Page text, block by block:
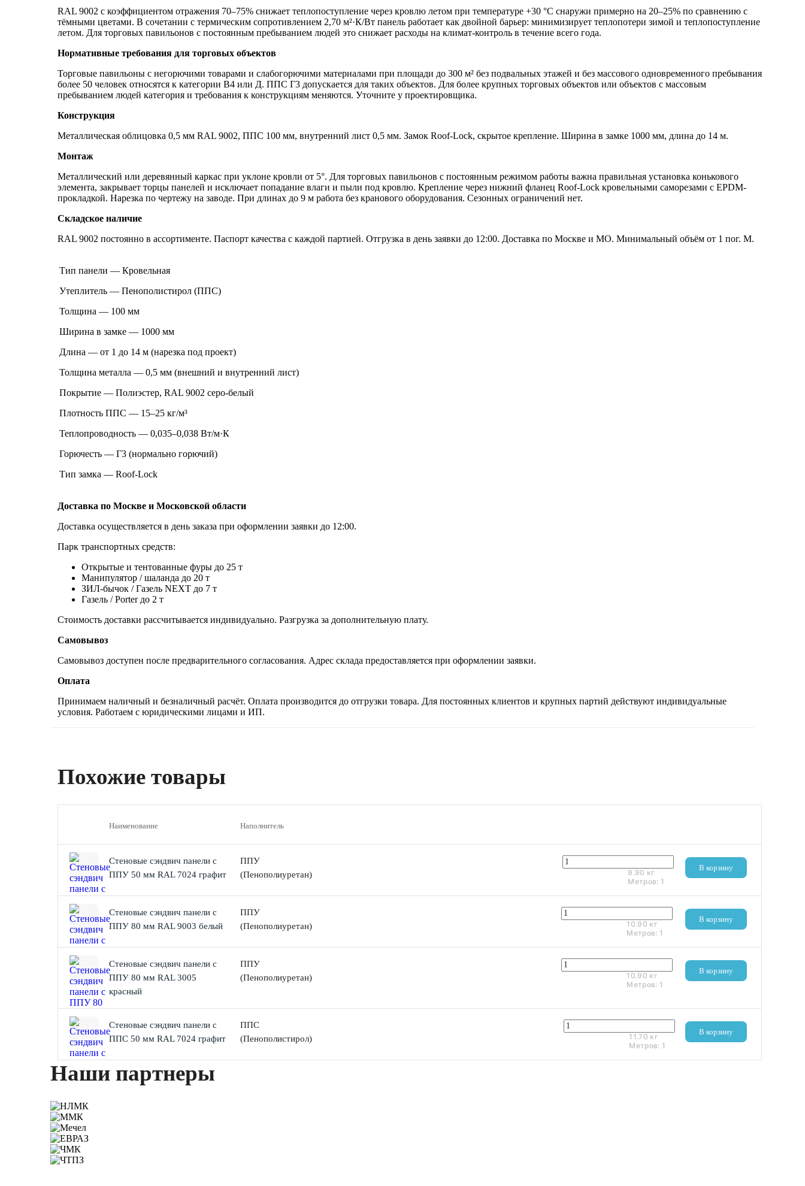
RAL 9002 с коэффициентом отражения 70–75% снижает теплопоступление через кровлю летом при температуре +30 °C снаружи примерно на 20–25% по сравнению с
тёмными цветами. В сочетании с термическим сопротивлением 2,70 м²·К/Вт панель работает как двойной барьер: минимизирует теплопотери зимой и теплопоступление
летом. Для торговых павильонов с постоянным пребыванием людей это снижает расходы на климат-контроль в течение всего года.
Нормативные требования для торговых объектов
Торговые павильоны с негорючими товарами и слабогорючими материалами при площади до 300 м² без подвальных этажей и без массового одновременного пребывания
более 50 человек относятся к категории В4 или Д. ППС Г3 допускается для таких объектов. Для более крупных торговых объектов или объектов с массовым
пребыванием людей категория и требования к конструкциям меняются. Уточните у проектировщика.
Конструкция
Металлическая облицовка 0,5 мм RAL 9002, ППС 100 мм, внутренний лист 0,5 мм. Замок Roof-Lock, скрытое крепление. Ширина в замке 1000 мм, длина до 14 м.
Монтаж
Металлический или деревянный каркас при уклоне кровли от 5°. Для торговых павильонов с постоянным режимом работы важна правильная установка конькового
элемента, закрывает торцы панелей и исключает попадание влаги и пыли под кровлю. Крепление через нижний фланец Roof-Lock кровельными саморезами с EPDM-
прокладкой. Нарезка по чертежу на заводе. При длинах до 9 м работа без кранового оборудования. Сезонных ограничений нет.
Складское наличие
RAL 9002 постоянно в ассортименте. Паспорт качества с каждой партией. Отгрузка в день заявки до 12:00. Доставка по Москве и МО. Минимальный объём от 1 пог. М.
Тип панели — Кровельная
Утеплитель — Пенополистирол (ППС)
Толщина — 100 мм
Ширина в замке — 1000 мм
Длина — от 1 до 14 м (нарезка под проект)
Толщина металла — 0,5 мм (внешний и внутренний лист)
Покрытие — Полиэстер, RAL 9002 серо-белый
Плотность ППС — 15–25 кг/м³
Теплопроводность — 0,035–0,038 Вт/м·К
Горючесть — Г3 (нормально горючий)
Тип замка — Roof-Lock
Доставка по Москве и Московской области
Доставка осуществляется в день заказа при оформлении заявки до 12:00.
Парк транспортных средств:
Открытые и тентованные фуры до 25 т
Манипулятор / шаланда до 20 т
ЗИЛ-бычок / Газель NEXT до 7 т
Газель / Porter до 2 т
Стоимость доставки рассчитывается индивидуально. Разгрузка за дополнительную плату.
Самовывоз
Самовывоз доступен после предварительного согласования. Адрес склада предоставляется при оформлении заявки.
Оплата
Принимаем наличный и безналичный расчёт. Оплата производится до отгрузки товара. Для постоянных клиентов и крупных партий действуют индивидуальные
условия. Работаем с юридическими лицами и ИП.
Похожие товары
Наименование Наполнитель
Стеновые сэндвич панели с
ППУ 50 мм RAL 7024 графит
В корзину
ППУ
(Пенополиуретан)
9.90 кг
Метров: 1
Стеновые сэндвич панели с
ППУ 80 мм RAL 9003 белый
В корзину
ППУ
(Пенополиуретан)
10.90 кг
Метров: 1
Стеновые сэндвич панели с
ППУ 80 мм RAL 3005
красный
В корзину
ППУ
(Пенополиуретан)
10.90 кг
Метров: 1
Стеновые сэндвич панели с
ППС 50 мм RAL 7024 графит
В корзину
ППС
(Пенополистирол)
11.70 кг
Метров: 1
Наши партнеры